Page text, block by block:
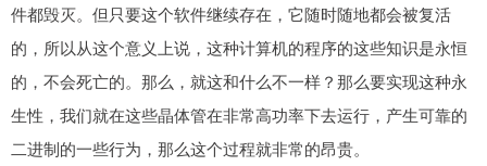
件都毁灭。但只要这个软件继续存在，它随时随地都会被复活
的，所以从这个意义上说，这种计算机的程序的这些知识是永恒
的，不会死亡的。那么，就这和什么不一样？那么要实现这种永
生性，我们就在这些晶体管在非常高功率下去运行，产生可靠的
二进制的一些行为，那么这个过程就非常的昂贵。